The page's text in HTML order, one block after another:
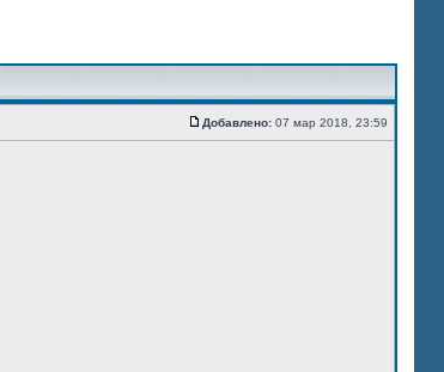
Добавлено: 07 мар 2018, 23:59